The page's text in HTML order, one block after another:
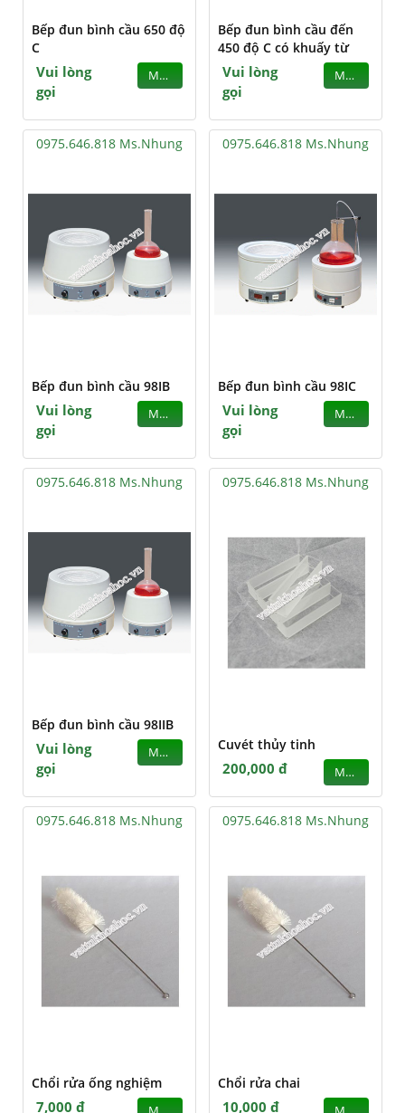
Bếp đun bình cầu 650 độ
C
Vui lòng
gọi
MUA
Bếp đun bình cầu đến
450 độ C có khuấy từ
Vui lòng
gọi
MUA
0975.646.818 Ms.Nhung
Bếp đun bình cầu 98IB
Vui lòng
gọi
MUA
0975.646.818 Ms.Nhung
Bếp đun bình cầu 98IC
Vui lòng
gọi
MUA
0975.646.818 Ms.Nhung
Bếp đun bình cầu 98IIB
Vui lòng
gọi
MUA
0975.646.818 Ms.Nhung
Cuvét thủy tinh
200,000 đ MUA
0975.646.818 Ms.Nhung
Chổi rửa ống nghiệm
7,000 đ
0975.646.818 Ms.Nhung
Chổi rửa chai
10,000 đ